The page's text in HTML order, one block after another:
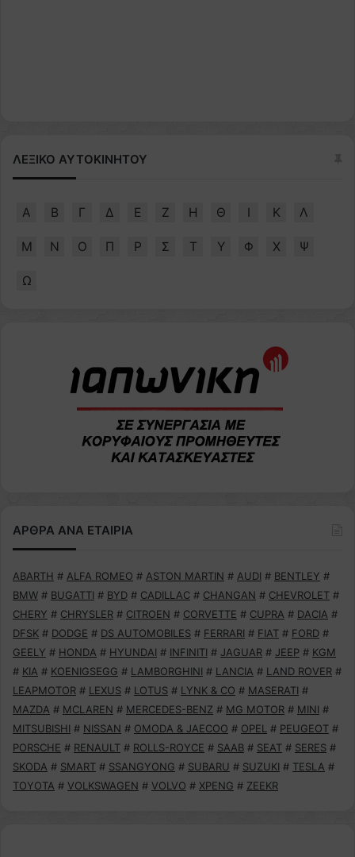
ΛΕΞΙΚΟ ΑΥΤΟΚΙΝΗΤΟΥ
Α Β Γ Δ Ε Ζ Η Θ Ι Κ Λ
Μ Ν Ο Π Ρ Σ Τ Υ Φ Χ Ψ
Ω
ΑΡΘΡΑ ΑΝΑ ΕΤΑΙΡΙΑ
ABARTH # ALFA ROMEO # ASTON MARTIN # AUDI # BENTLEY #
BMW # BUGATTI # BYD # CADILLAC # CHANGAN # CHEVROLET #
CHERY # CHRYSLER # CITROEN # CORVETTE # CUPRA # DACIA #
DFSK # DODGE # DS AUTOMOBILES # FERRARI # FIAT # FORD #
GEELY # HONDA # HYUNDAI # INFINITI # JAGUAR # JEEP # KGM
# KIA # KOENIGSEGG # LAMBORGHINI # LANCIA # LAND ROVER #
LEAPMOTOR # LEXUS # LOTUS # LYNK & CO # MASERATI #
MAZDA # MCLAREN # MERCEDES-BENZ # MG MOTOR # MINI #
MITSUBISHI # NISSAN # OMODA & JAECOO # OPEL # PEUGEOT #
PORSCHE # RENAULT # ROLLS-ROYCE # SAAB # SEAT # SERES #
SKODA # SMART # SSANGYONG # SUBARU # SUZUKI # TESLA #
TOYOTA # VOLKSWAGEN # VOLVO # XPENG # ZEEKR